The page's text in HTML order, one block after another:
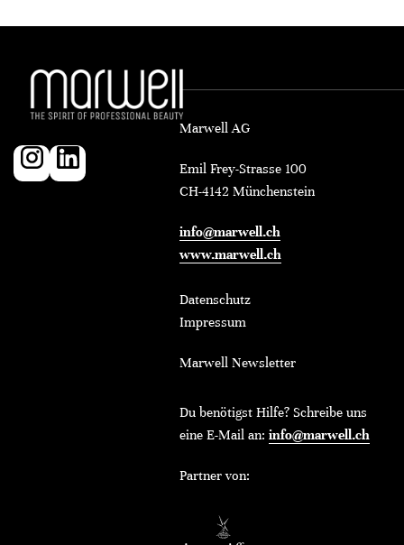
Marwell AG
Emil Frey-Strasse 100
CH-4142 Münchenstein
info@marwell.ch
www.marwell.ch
Datenschutz
Impressum
Marwell Newsletter
Du benötigst Hilfe? Schreibe uns
eine E-Mail an: info@marwell.ch
Partner von: